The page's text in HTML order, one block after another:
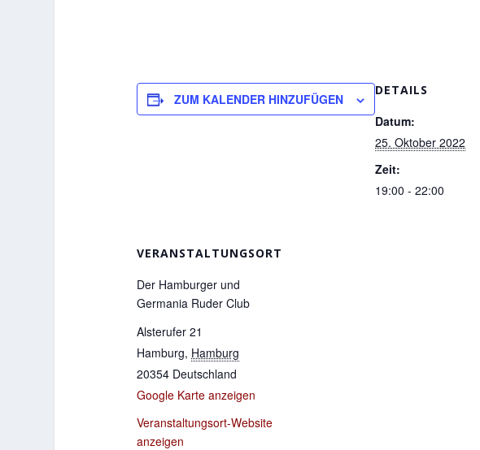
ZUM KALENDER HINZUFÜGEN
DETAILS
Datum:
25. Oktober 2022
Zeit:
19:00 - 22:00
VERANSTALTUNGSORT
Der Hamburger und
Germania Ruder Club
Alsterufer 21
Hamburg, Hamburg
20354 Deutschland
Google Karte anzeigen
Veranstaltungsort-Website
anzeigen